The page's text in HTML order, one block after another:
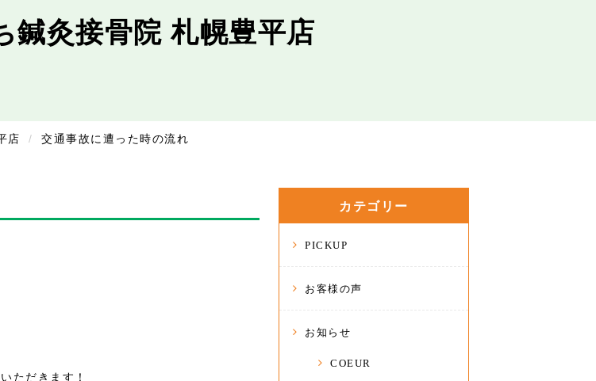
鍼灸接骨院 札幌豊平店
店 交通事故に遭った時の流れ
ただきます！
カテゴリー
PICKUP
お客様の声
お知らせ
COEUR